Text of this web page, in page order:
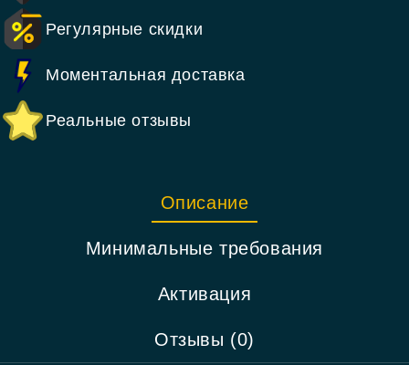
Регулярные скидки
Моментальная доставка
Реальные отзывы
Описание
Минимальные требования
Активация
Отзывы (0)